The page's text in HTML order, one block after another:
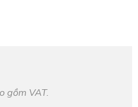
gồm VAT.